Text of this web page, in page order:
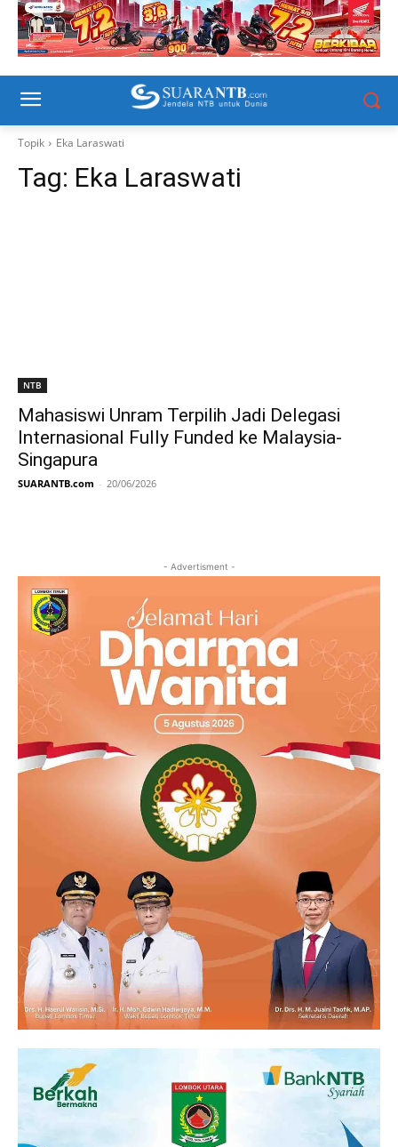
Topik Eka Laraswati
Tag: Eka Laraswati
NTB
Mahasiswi Unram Terpilih Jadi Delegasi
Internasional Fully Funded ke Malaysia-
Singapura
SUARANTB.com - 20/06/2026
- Advertisment -